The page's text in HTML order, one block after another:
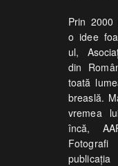
Prin
o idee
ul,
din
toată
breaslă.
vremea
încă,